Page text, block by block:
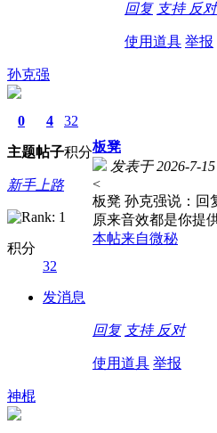
回复 支持 反对
使用道具 举报
孙克强
0
主题
4
帖子
32
积分
新手上路
积分
32
发消息
板凳
发表于 2026-7-
<
板凳 孙克强说：回
原来音效都是你提
本帖来自微秘
回复 支持 反对
使用道具 举报
神棍